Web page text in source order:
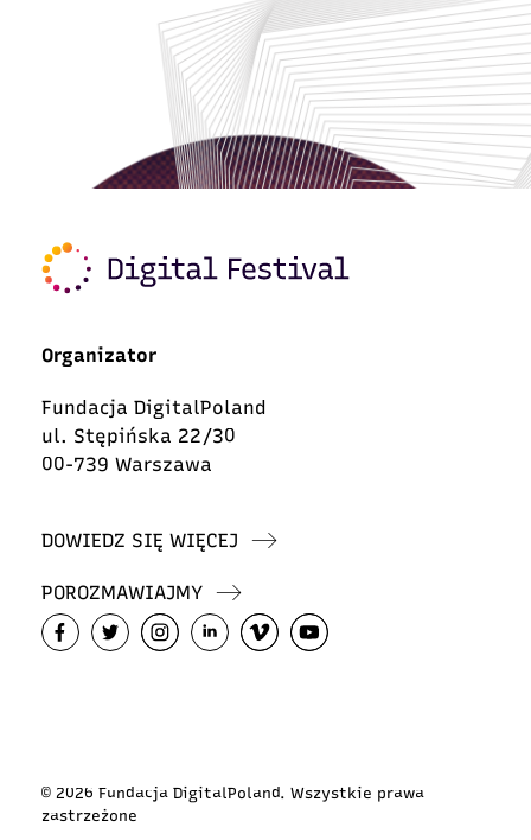
Organizator
Fundacja DigitalPoland
ul. Stępińska 22/30
00-739 Warszawa
DOWIEDZ SIĘ WIĘCEJ
POROZMAWIAJMY
© 2026 Fundacja DigitalPoland. Wszystkie prawa
zastrzeżone